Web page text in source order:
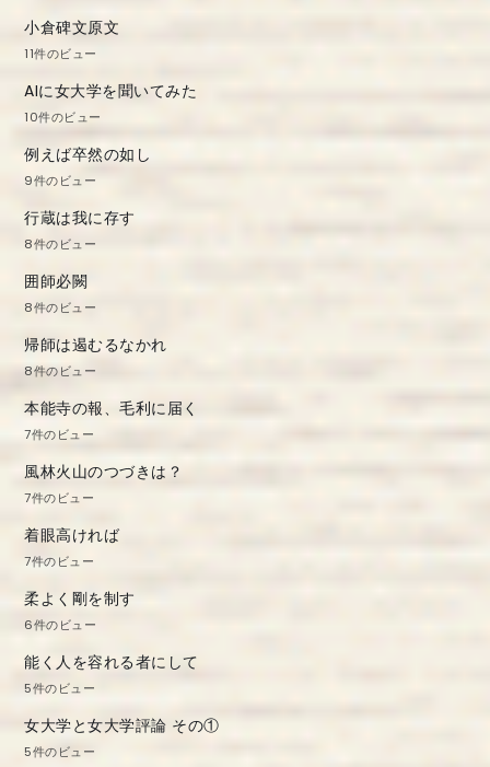
小倉碑文原文
11件のビュー
AIに女大学を聞いてみた
10件のビュー
例えば卒然の如し
9件のビュー
行蔵は我に存す
8件のビュー
囲師必闕
8件のビュー
帰師は遏むるなかれ
8件のビュー
本能寺の報、毛利に届く
7件のビュー
風林火山のつづきは？
7件のビュー
着眼高ければ
7件のビュー
柔よく剛を制す
6件のビュー
能く人を容れる者にして
5件のビュー
女大学と女大学評論 その①
5件のビュー